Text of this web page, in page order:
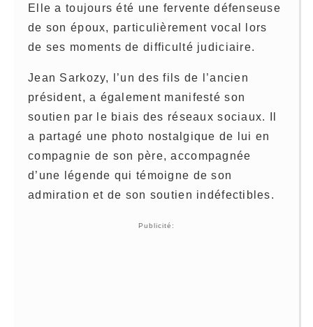
Elle a toujours été une fervente défenseuse
de son époux, particulièrement vocal lors
de ses moments de difficulté judiciaire.
Jean Sarkozy, l’un des fils de l’ancien
président, a également manifesté son
soutien par le biais des réseaux sociaux. Il
a partagé une photo nostalgique de lui en
compagnie de son père, accompagnée
d’une légende qui témoigne de son
admiration et de son soutien indéfectibles.
Publicité: